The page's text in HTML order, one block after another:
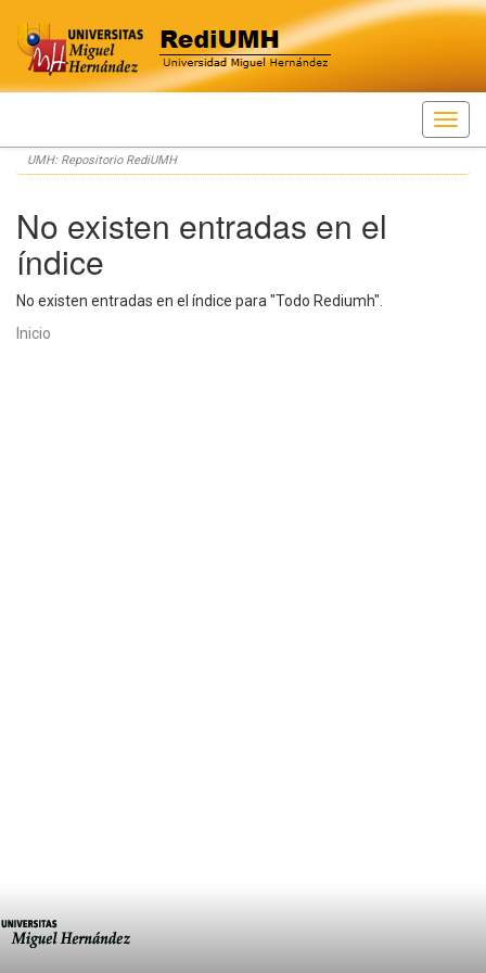
Skip
navigation
UMH: Repositorio RediUMH
No existen entradas en el
índice
No existen entradas en el índice para "Todo Rediumh".
Inicio